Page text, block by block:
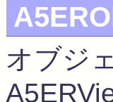
オブジ